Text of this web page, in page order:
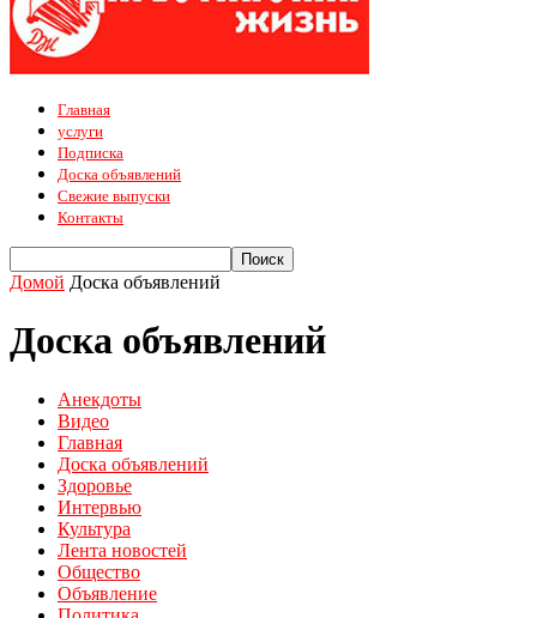
Главная
услуги
Подписка
Доска объявлений
Свежие выпуски
Контакты
Домой Доска объявлений
Доска объявлений
Анекдоты
Видео
Главная
Доска объявлений
Здоровье
Интервью
Культура
Лента новостей
Общество
Объявление